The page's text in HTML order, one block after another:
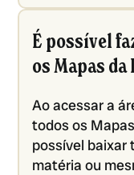
É possível
os Mapas da
Ao acessar a
todos os
possível baixar
matéria ou